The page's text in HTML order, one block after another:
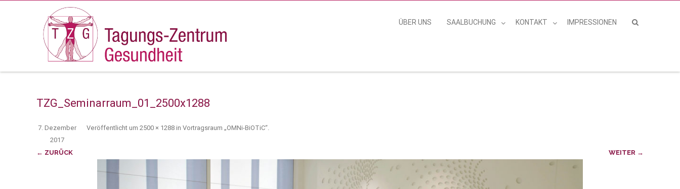
ÜBER UNS SAALBUCHUNG KONTAKT IMPRESSIONEN
TZG_Seminarraum_01_2500x1288
Veröffentlicht
7. Dezember
2017
um 2500 × 1288 in Vortragsraum „OMNi-BiOTiC“
← ZURÜCK WEITER →